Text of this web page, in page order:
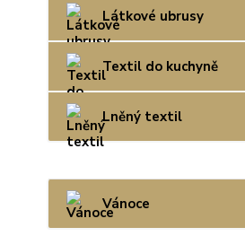
Látkové ubrusy
Textil do kuchyně
Lněný textil
Vánoce